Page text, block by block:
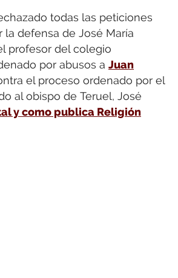
todas las peticiones
la defensa de José María
profesor del colegio
por abusos a Juan
el proceso ordenado por el
al obispo de Teruel, José
y como publica Religión